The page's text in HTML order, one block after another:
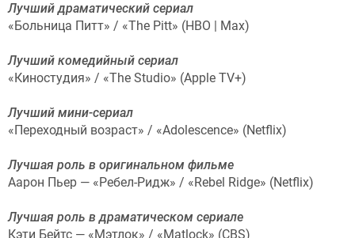
Лучший драматический сериал
«Больница Питт» / «The Pitt» (HBO | Max)
Лучший комедийный сериал
«Киностудия» / «The Studio» (Apple TV+)
Лучший мини-сериал
«Переходный возраст» / «Adolescence» (Netflix)
Лучшая роль в оригинальном фильме
Аарон Пьер — «Ребел-Ридж» / «Rebel Ridge» (Netflix)
Лучшая роль в драматическом сериале
Кэти Бейтс — «Мэтлок» / «Matlock» (CBS)